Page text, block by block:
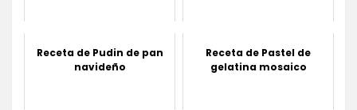
Receta de Pudin de pan
navideño
Receta de Pastel de
gelatina mosaico